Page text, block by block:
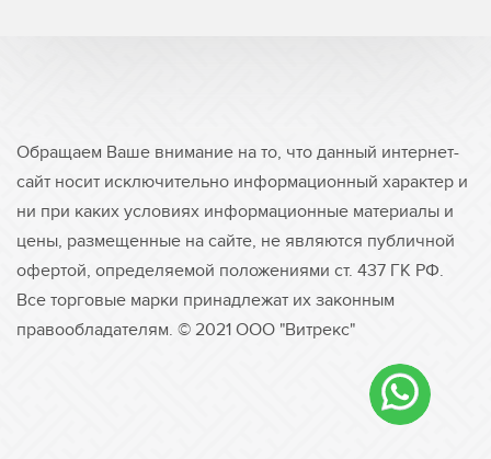
Обращаем Ваше внимание на то, что данный интернет-
сайт носит исключительно информационный характер и
ни при каких условиях информационные материалы и
цены, размещенные на сайте, не являются публичной
офертой, определяемой положениями ст. 437 ГК РФ.
Все торговые марки принадлежат их законным
правообладателям. © 2021 ООО "Витрекс"